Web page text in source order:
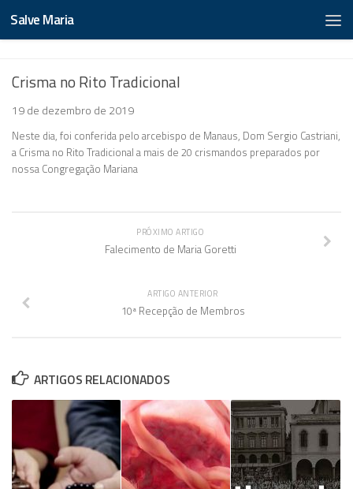
Salve Maria
Crisma no Rito Tradicional
19 de dezembro de 2019
Neste dia, foi conferida pelo arcebispo de Manaus, Dom Sergio Castriani,
a Crisma no Rito Tradicional a mais de 20 crismandos preparados por
nossa Congregação Mariana
PRÓXIMO ARTIGO
Falecimento de Maria Goretti
ARTIGO ANTERIOR
10ª Recepção de Membros
ARTIGOS RELACIONADOS